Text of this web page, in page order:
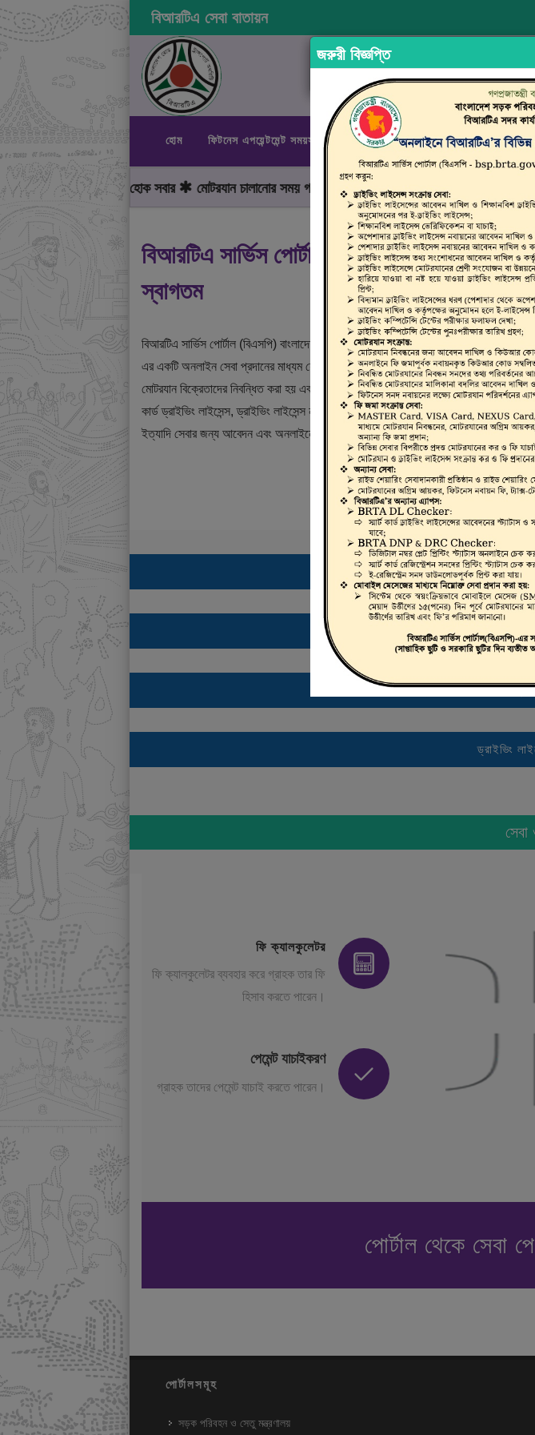
বিআরটিএ সেবা বাতায়ন
হোম ফিটনেস এপয়েন্টমেন্ট সময়সূচী রাইড শেয়ারিং অভিযোগ/মতামত দিন
নিরাপদ সড়ক হোক সবার মোটরযান চালানোর সময় গতিসীমা মেনে চলুন জেব্রাক্রসিং ব্যবহার করুন
জরুরী বিজ্ঞপ্তি
বিআরটিএ সার্ভিস পোর্টালে
স্বাগতম
বিআরটিএ সার্ভিস পোর্টাল (বিএসপি) বাংলাদেশ রোড ট্রান্সপোর্ট অথরিটি (বিআরটিএ)
এর একটি অনলাইন সেবা প্রদানের মাধ্যম যেখানে ড্রাইভার, মোটরযান মালিক,
মোটরযান বিক্রেতাদের নিবন্ধিত করা হয় এবং শিক্ষানবিশ ড্রাইভিং লাইসেন্স, স্মার্ট
কার্ড ড্রাইভিং লাইসেন্স, ড্রাইভিং লাইসেন্স নবায়ন, ডুপ্লিকেট ড্রাইভিং লাইসেন্স
ইত্যাদি সেবার জন্য আবেদন এবং অনলাইনে ফি প্রদান করা যায়।
ট্রাস্টি বোর্ড সার্টিফিকেট
ই-ফিটনেস ফলাফল
ই-ট্যাক্স টোকেন, ই-
ড্রাইভিং
ফি ক্যালকুলেটর
ফি ক্যালকুলেটর ব্যবহার করে গ্রাহক তার ফি
হিসাব করতে পারেন।
পেমেন্ট যাচাইকরণ
গ্রাহক তাদের পেমেন্ট যাচাই করতে পারেন।
পোর্টাল থেকে সেবা
পোর্টালসমূহ
সড়ক পরিবহন ও সেতু মন্ত্রণালয়